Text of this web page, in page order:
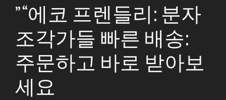
” “에코 프렌들리: 분자
조각가들 빠른 배송:
주문하고 바로 받아보
세요